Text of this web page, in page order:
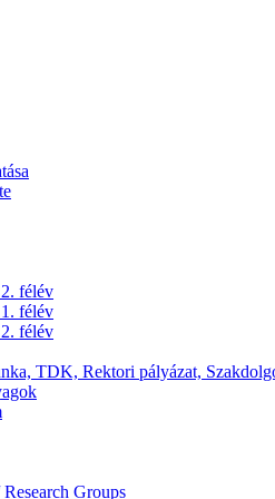
félév
félév
félév
TDK, Rektori pályázat,
Groups